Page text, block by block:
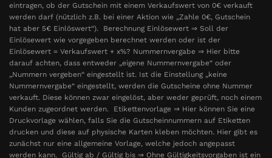
eintragen, ob der Gutschein mit einem Verkaufswert von 0€ verkauft
werden darf (nützlich z.B. bei einer Aktion wie „Zahle 0€, Gutschein
hat aber 5€ Einlöswert“). Berechnung Einlösewert ⇒ Soll der
Einlösewert wie vorgegeben berechnet werden oder ist der
Einlösewert = Verkaufswert + x%? Nummernvergabe ⇒ Hier bitte
darauf achten, dass entweder „eigene Nummernvergabe“ oder
„Nummern vergeben“ eingestellt ist. Ist die Einstellung „keine
Nummernvergabe“ eingestellt, werden die Gutscheine ohne Nummer
verkauft. Diese können zwar eingelöst, aber weder geprüft, noch einem
Kunden zugeordnet werden. Etikettenvorlage ⇒ Hier können Sie eine
Druckvorlage wählen, falls Sie die Gutscheinnummern auf Etiketten
drucken und diese auf physische Karten kleben möchten. Hier gibt es
zunächst nur eine allgemeine Vorlage, welche jedoch angepasst
werden kann. Gültig ab / Gültig bis ⇒ Ohne Gültigkeitsvorgaben ist ein